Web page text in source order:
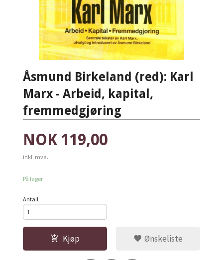
Åsmund Birkeland (red): Karl
Marx - Arbeid, kapital,
fremmedgjøring
Pris
NOK 119,00
inkl. mva.
På lager
Antall
Kjøp Ønskeliste